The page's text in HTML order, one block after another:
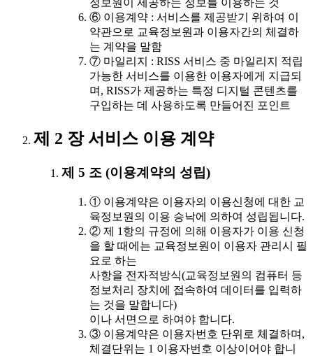
정보원이 제공하는 정보를 이용하는 것
⑥ 이용계약 : 서비스를 제공받기 위하여 이
약관으로 교육정보원과 이용자간의 체결하
는 계약을 말함
⑦ 마일리지 : RISS 서비스 중 마일리지 적립
가능한 서비스를 이용한 이용자에게 지급되
며, RISS가 제공하는 특정 디지털 콘텐츠를
구입하는 데 사용하도록 만들어진 포인트
제 2 장 서비스 이용 계약
제 5 조 (이용계약의 성립)
① 이용계약은 이용자의 이용신청에 대한 교
육정보원의 이용 승낙에 의하여 성립됩니다.
② 제 1항의 규정에 의해 이용자가 이용 신청
을 할 때에는 교육정보원이 이용자 관리시 필
요로 하는
사항을 전자적방식(교육정보원의 컴퓨터 등
정보처리 장치에 접속하여 데이터를 입력하
는 것을 말합니다)
이나 서면으로 하여야 합니다.
③ 이용계약은 이용자번호 단위로 체결하며,
체결단위는 1 이용자번호 이상이어야 합니